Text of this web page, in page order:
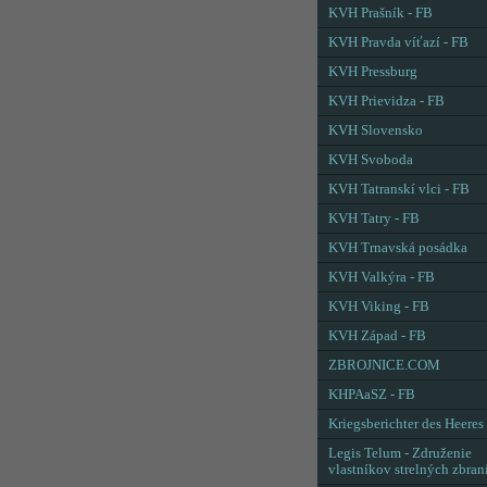
KVH Prašník - FB
KVH Pravda víťazí - FB
KVH Pressburg
KVH Prievidza - FB
KVH Slovensko
KVH Svoboda
KVH Tatranskí vlci - FB
KVH Tatry - FB
KVH Trnavská posádka
KVH Valkýra - FB
KVH Viking - FB
KVH Západ - FB
ZBROJNICE.COM
KHPAaSZ - FB
Kriegsberichter des Heeres
Legis Telum - Združenie
vlastníkov strelných